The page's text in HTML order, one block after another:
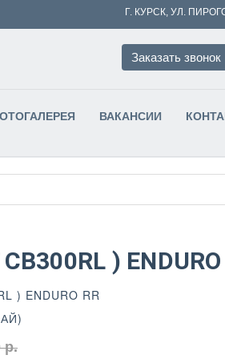
Г. КУРСК, УЛ.
Заказать звонок
ВАКАНСИИ
) ENDURO
) ENDURO RR
р.